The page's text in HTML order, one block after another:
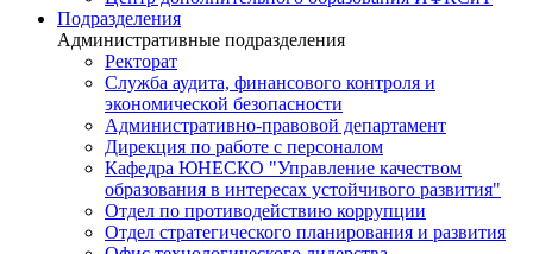
Подразделения
Административные подразделения
Ректорат
Служба аудита, финансового контроля и
экономической безопасности
Административно-правовой департамент
Дирекция по работе с персоналом
Кафедра ЮНЕСКО "Управление качеством
образования в интересах устойчивого развития"
Отдел по противодействию коррупции
Отдел стратегического планирования и развития